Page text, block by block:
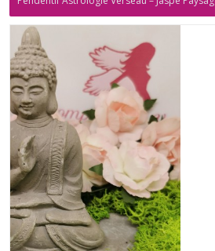
avec Ancre en Zamac – Pierre naturelle